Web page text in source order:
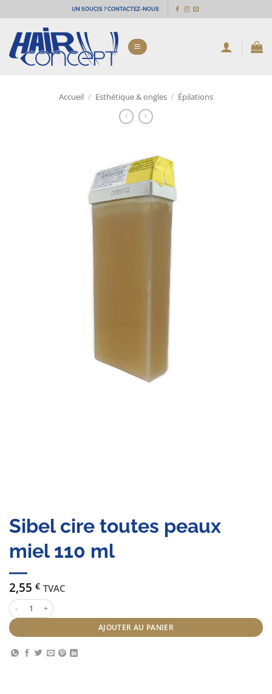
au
contenu
UN SOUCIS ? CONTACTEZ-NOUS
Accueil / Esthétique & ongles / Épilations
Sibel cire toutes peaux
miel 110 ml
2,55 € TVAC
quantité de Sibel cire toutes peaux miel 110 ml
AJOUTER AU PANIER